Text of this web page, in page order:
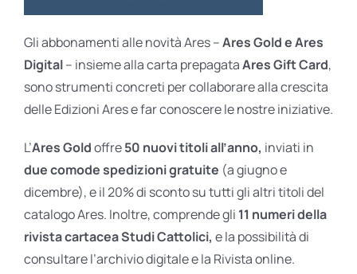
Gli abbonamenti alle novità Ares –Ares Gold e Ares
Digital– insieme alla carta prepagataAres Gift Card,
sono strumenti concreti per collaborare alla crescita
delle Edizioni Ares e far conoscere le nostre iniziative.
L’Ares Goldoffre50 nuovi titoli all’anno, inviati in
due comode spedizioni gratuite (a giugno e
dicembre), e il 20% di sconto su tutti gli altri titoli del
catalogo Ares. Inoltre, comprende gli 11 numeri della
rivista cartacea Studi Cattolici, e la possibilità di
consultare l’archivio digitale e la Rivista online.